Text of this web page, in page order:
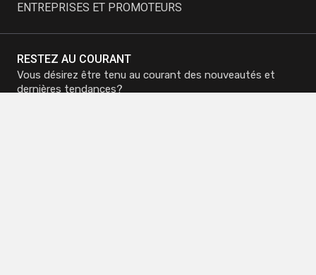
RESTEZ AU COURANT
Vous désirez être tenu au courant des nouveautés et
dernières tendances?
ENTREPRISES ET PROMOTEURS